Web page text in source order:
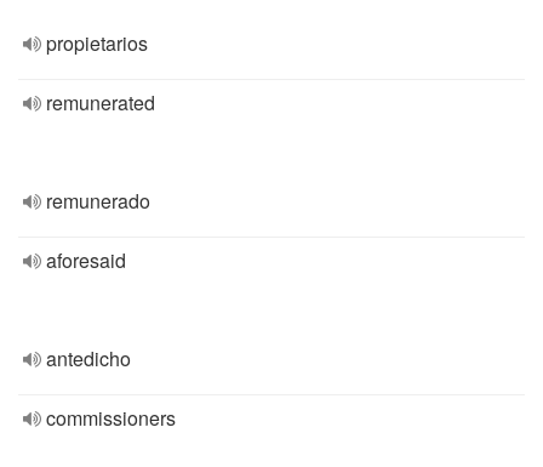
propietarios
remunerated
remunerado
aforesaid
antedicho
commissioners